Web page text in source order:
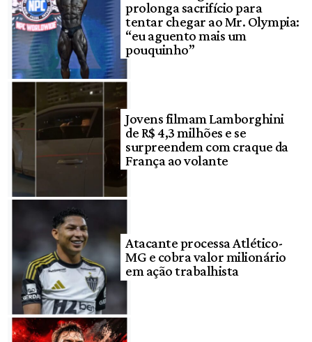
prolonga sacrifício para
tentar chegar ao Mr. Olympia:
“eu aguento mais um
pouquinho”
Jovens filmam Lamborghini
de R$ 4,3 milhões e se
surpreendem com craque da
França ao volante
Atacante processa Atlético-
MG e cobra valor milionário
em ação trabalhista